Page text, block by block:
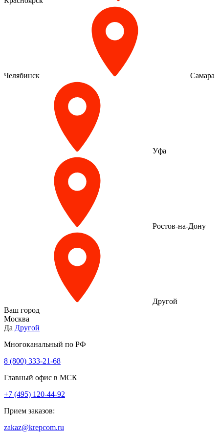
Челябинск Самара
Уфа
Ростов-на-Дону
Другой
Ваш город
Москва
Да Другой
Многоканальный по РФ
8 (800) 333‑21-68
Главный офис в МСК
+7 (495) 120-44-92
Прием заказов:
zakaz@krepcom.ru